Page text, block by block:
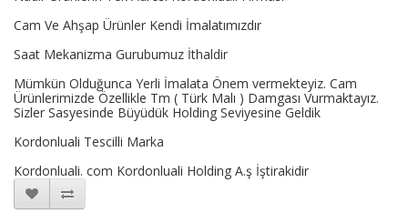
Cam Ve Ahşap Ürünler Kendi İmalatımızdır
Saat Mekanizma Gurubumuz İthaldir
Mümkün Olduğunca Yerli İmalata Önem vermekteyiz. Cam
Ürünlerimizde Özellikle Tm ( Türk Malı ) Damgası Vurmaktayız.
Sizler Sasyesinde Büyüdük Holding Seviyesine Geldik
Kordonluali Tescilli Marka
Kordonluali. com Kordonluali Holding A.ş İştirakidir